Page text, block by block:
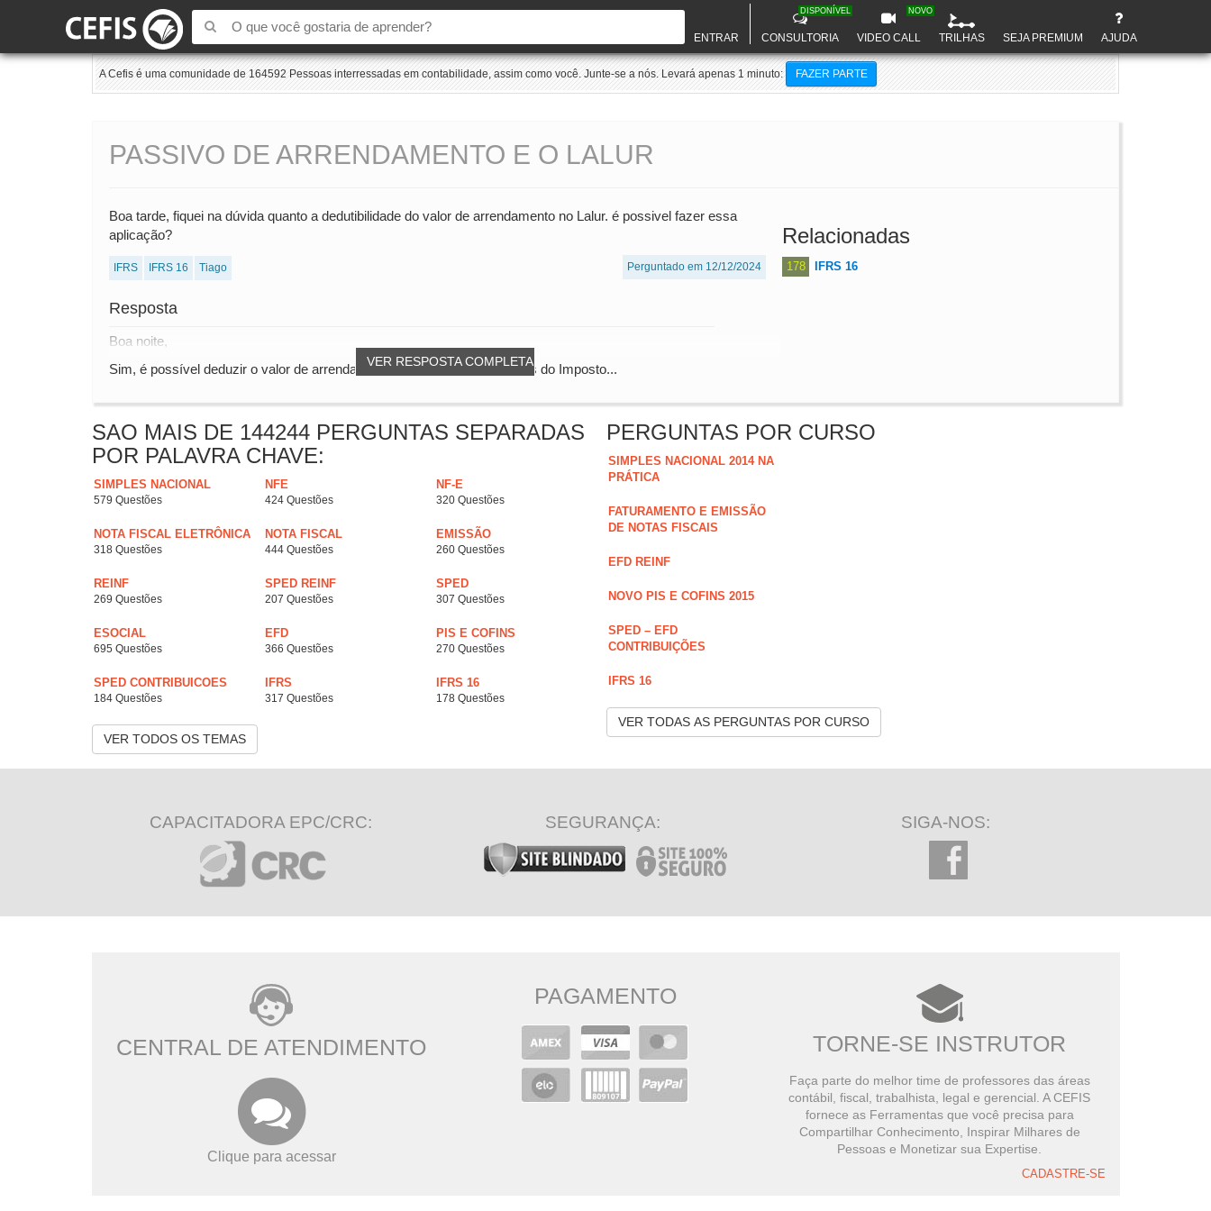
ENTRAR CONSULTORIA
DISPONÍVEL
VIDEO CALL
NOVO
TRILHAS SEJA PREMIUM AJUDA
A Cefis é uma comunidade de 164592 Pessoas interressadas em contabilidade, assim como você. Junte-se a nós. Levará apenas 1 minuto: FAZER PARTE
PASSIVO DE ARRENDAMENTO E O LALUR
Boa tarde, fiquei na dúvida quanto a dedutibilidade do valor de arrendamento no Lalur. é possivel fazer essa
aplicação?
IFRS IFRS 16 Tiago Perguntado em 12/12/2024
Resposta
VER RESPOSTA COMPLETA
Boa noite,
Sim, é possível deduzir o valor de arrendamento no LALUR (Lucro Antes do Imposto...
Relacionadas
178 IFRS 16
SAO MAIS DE 144244 PERGUNTAS SEPARADAS
POR PALAVRA CHAVE:
SIMPLES NACIONAL
579 Questões
NFE
424 Questões
NF-E
320 Questões
NOTA FISCAL ELETRÔNICA
318 Questões
NOTA FISCAL
444 Questões
EMISSÃO
260 Questões
REINF
269 Questões
SPED REINF
207 Questões
SPED
307 Questões
ESOCIAL
695 Questões
EFD
366 Questões
PIS E COFINS
270 Questões
SPED CONTRIBUICOES
184 Questões
IFRS
317 Questões
IFRS 16
178 Questões
VER TODOS OS TEMAS
PERGUNTAS POR CURSO
SIMPLES NACIONAL 2014 NA
PRÁTICA
FATURAMENTO E EMISSÃO
DE NOTAS FISCAIS
EFD REINF
NOVO PIS E COFINS 2015
SPED – EFD
CONTRIBUIÇÕES
IFRS 16
VER TODAS AS PERGUNTAS POR CURSO
CAPACITADORA EPC/CRC: SEGURANÇA: SIGA-NOS:
CENTRAL DE ATENDIMENTO
Clique para acessar
PAGAMENTO
TORNE-SE INSTRUTOR
Faça parte do melhor time de professores das áreas
contábil, fiscal, trabalhista, legal e gerencial. A CEFIS
fornece as Ferramentas que você precisa para
Compartilhar Conhecimento, Inspirar Milhares de
Pessoas e Monetizar sua Expertise.
CADASTRE-SE